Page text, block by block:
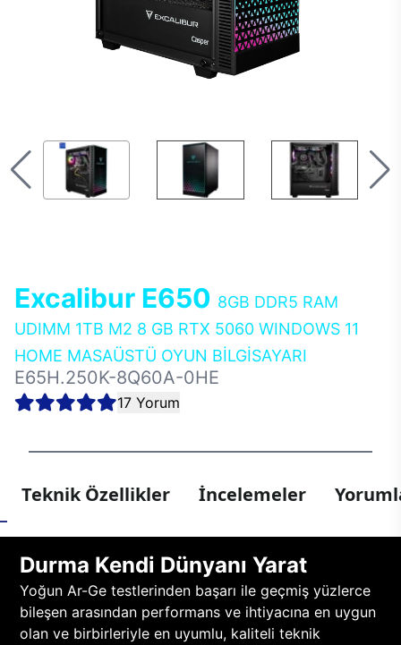
Excalibur E650 8GB DDR5 RAM
UDIMM 1TB M2 8 GB RTX 5060 WINDOWS 11
HOME MASAÜSTÜ OYUN BİLGİSAYARI
E65H.250K-8Q60A-0HE
17 Yorum
Teknik Özellikler İncelemeler
Durma Kendi Dünyanı Yarat
Yoğun Ar-Ge testlerinden başarı ile geçmiş yüzlerce
bileşen arasından performans ve ihtiyacına en uygun
olan ve birbirleriyle en uyumlu, kaliteli teknik